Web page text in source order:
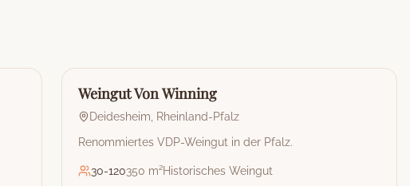
🏰
Weingut
Weingut Von Winning
Deidesheim
Rheinland-Pfalz
Renommiertes VDP-Weingut in der Pfalz.
30-120350 m²Historisches Weingut